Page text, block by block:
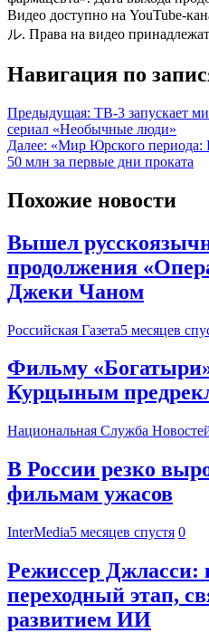
Видео доступно на YouTube-
ル. Права на видео
Навигация по
Предыдущая: ТВ-3 запускает
сериал «Необычные люди»
Далее: «Мир Юрского периода:
50 млн за первые дни проката
Похожие новости
Вышел
продолжения
Джеки Чаном
Российская Газета5 месяцев
Фильму
Курцыным
Национальная Служба
В России резко
фильмам ужасов
InterMedia5 месяцев спустя 0
Режиссер Джласси:
переходный этап,
развитием ИИ